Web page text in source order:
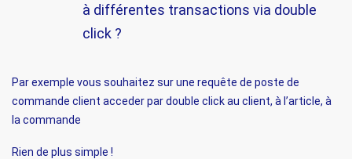
à différentes transactions via double
click ?
Par exemple vous souhaitez sur une requête de poste de
commande client acceder par double click au client, à l’article, à
la commande
Rien de plus simple !